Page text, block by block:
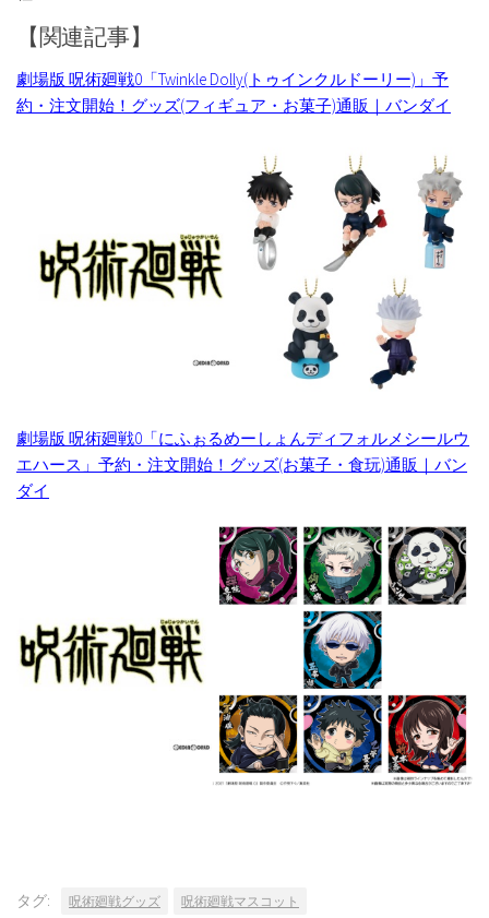
【関連記事】
劇場版 呪術廻戦0「Twinkle Dolly(トゥインクルドーリー)」予
約・注文開始！グッズ(フィギュア・お菓子)通販｜バンダイ
劇場版 呪術廻戦0「にふぉるめーしょんディフォルメシールウ
エハース」予約・注文開始！グッズ(お菓子・食玩)通販｜バン
ダイ
タグ: 呪術廻戦グッズ
呪術廻戦マスコット